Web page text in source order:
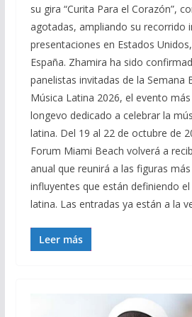
su gira “Curita Para el Corazón”,
agotadas, ampliando su recorrido
presentaciones en Estados
España. Zhamira ha sido
panelistas invitadas de la Semana
Música Latina 2026, el evento
longevo dedicado a celebrar la
latina. Del 19 al 22 de octubre de
Forum Miami Beach volverá a
anual que reunirá a las figuras
influyentes que están definiendo
latina. Las entradas ya están a la
Leer más